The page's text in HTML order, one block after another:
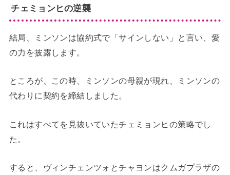
チェミョンヒの逆襲
結局、ミンソンは協約式で「サインしない」と言い、愛
の力を披露します。
ところが、この時、ミンソンの母親が現れ、ミンソンの
代わりに契約を締結しました。
これはすべてを見抜いていたチェミョンヒの策略でし
た。
すると、ヴィンチェンツォとチャヨンはクムガプラザの